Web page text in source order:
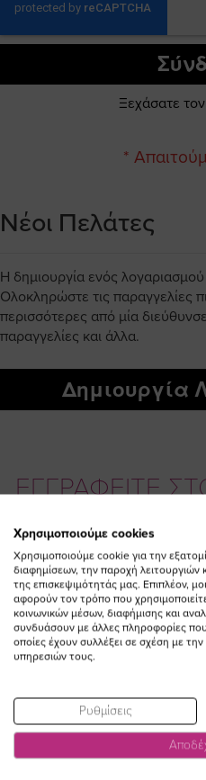
Ξεχάσατε
Νέοι Πελάτες
Η δημιουργία ενός
Ολοκληρώστε τις παραγγελίες
περισσότερες από μία
παραγγελίες και άλλα.
Δημιουργία
ΕΓΓΡΑΦΕΙΤΕ
Email
Συμφωνώ με
Visit
Χρησιμοποιούμε cookies
Χρησιμοποιούμε cookie για την
διαφημίσεων, την παροχή λειτουργιών
της επισκεψιμότητάς μας. Επιπλέον,
αφορούν τον τρόπο που
κοινωνικών μέσων, διαφήμισης και
συνδυάσουν με άλλες πληροφορίες
οποίες έχουν συλλέξει σε σχέση με
υπηρεσιών τους.
Ρυθμίσεις